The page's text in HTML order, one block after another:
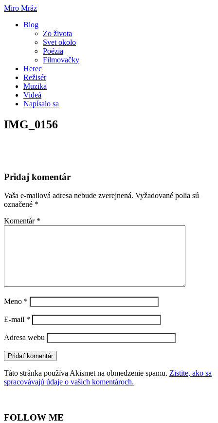
Miro Mráz
Blog
Zo života
Svet okolo
Poézia
Filmovačky
Herec
Režisér
Muzika
Videá
Napísalo sa
IMG_0156
Pridaj komentár
Vaša e-mailová adresa nebude zverejnená. Vyžadované polia sú
označené *
Komentár *
Meno *
E-mail *
Adresa webu
Táto stránka používa Akismet na obmedzenie spamu. Zistite, ako sa
spracovávajú údaje o vašich komentároch.
FOLLOW ME